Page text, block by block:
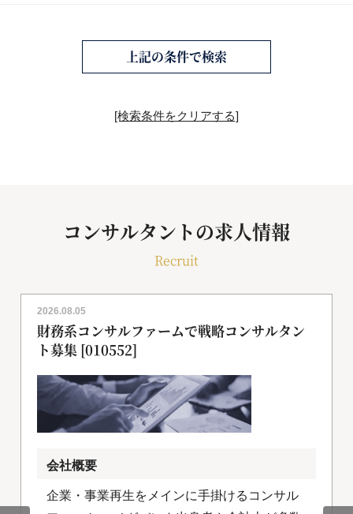
上記の条件で検索
[検索条件をクリアする]
コンサルタントの求人情報
Recruit
2026.08.05
財務系コンサルファームで戦略コンサルタン
ト募集 [010552]
会社概要
企業・事業再生をメインに手掛けるコンサル